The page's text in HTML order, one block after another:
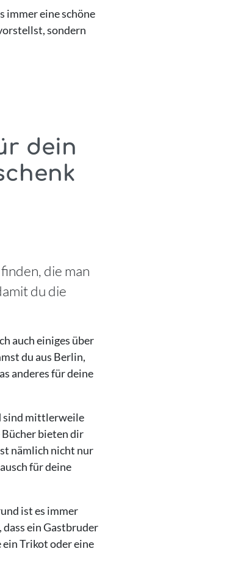
immer eine schöne
sondern
dein
die man
du die
auch einiges über
du aus Berlin,
anderes für deine
sind mittlerweile
bieten dir
nämlich nicht nur
für deine
ist es immer
ein Gastbruder
Trikot oder eine